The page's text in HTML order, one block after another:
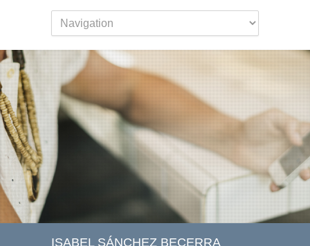
ISABEL SÁNCHEZ BECERRA